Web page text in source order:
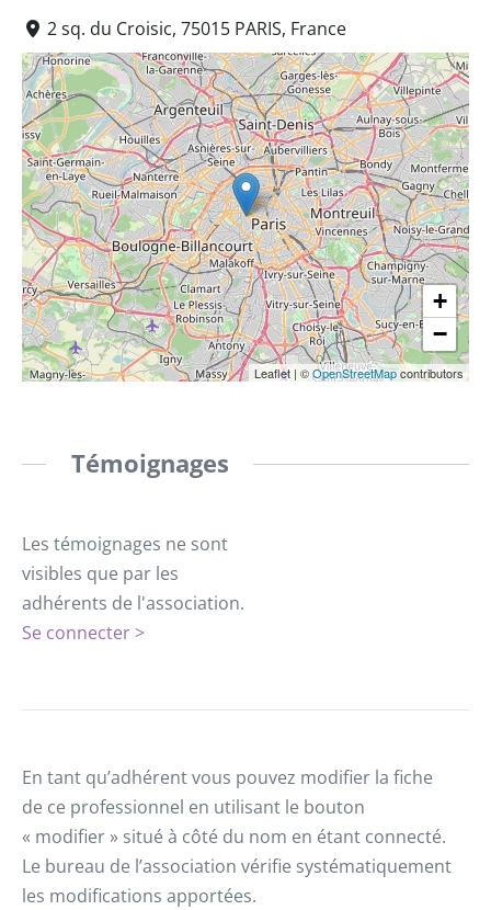
2 sq. du Croisic, 75015 PARIS, France
+
−
Leaflet | ©OpenStreetMapcontributors
Témoignages
Les témoignages ne sont
visibles que par les
adhérents de l'association.
Se connecter >
En tant qu’adhérent vous pouvez modifier la fiche
de ce professionnel en utilisant le bouton
« modifier » situé à côté du nom en étant connecté.
Le bureau de l’association vérifie systématiquement
les modifications apportées.